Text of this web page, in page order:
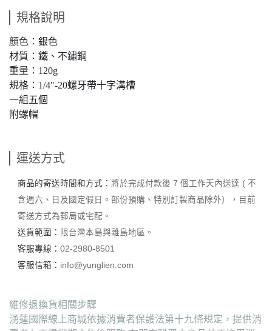
規格說明
顏色：銀色
材質：鐵、不鏽鋼
重量：120g
規格：1/4"-20螺牙帶十字溝槽
一組五個
附螺帽
運送方式
商品的寄送時間和方式： 將於完成付款後 7 個工作天內送達 ( 不
含週六、日及國定假日。部份預購、特別訂製商品除外），目前
寄送方式為郵局或宅配。
送貨範圍： 限台灣本島與離島地區。
客服專線： 02-2980-8501
客服信箱： info@yunglien.com
維修退換貨相關步驟
湧蓮國際線上商城依據消費者保護法第十九條規定，提供消